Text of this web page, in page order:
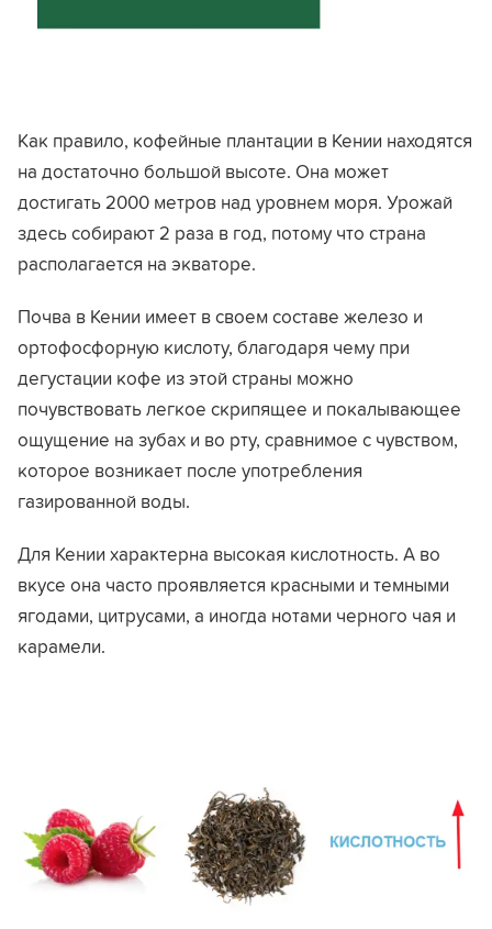
Как правило, кофейные плантации в Кении находятся
на достаточно большой высоте. Она может
достигать 2000 метров над уровнем моря. Урожай
здесь собирают 2 раза в год, потому что страна
располагается на экваторе.
Почва в Кении имеет в своем составе железо и
ортофосфорную кислоту, благодаря чему при
дегустации кофе из этой страны можно
почувствовать легкое скрипящее и покалывающее
ощущение на зубах и во рту, сравнимое с чувством,
которое возникает после употребления
газированной воды.
Для Кении характерна высокая кислотность. А во
вкусе она часто проявляется красными и темными
ягодами, цитрусами, а иногда нотами черного чая и
карамели.